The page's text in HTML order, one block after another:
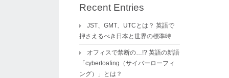
Recent Entries
JST、GMT、UTCとは？ 英語で
押さえるべき日本と世界の標準時
オフィスで禁断の…!? 英語の新語
「cyberloafing（サイバーローフィ
ング）」とは？